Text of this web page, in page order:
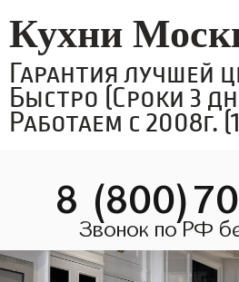
Кухни
Гарантия лучшей
Быстро (Сроки 3
Работаем с 2008г.
8
Звонок по РФ